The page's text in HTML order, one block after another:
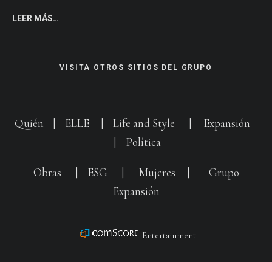
LEER MÁS…
VISITA OTROS SITIOS DEL GRUPO
Quién ELLE Life and Style
Expansión
Política
Obras ESG Mujeres
Grupo
Expansión
Entertainment